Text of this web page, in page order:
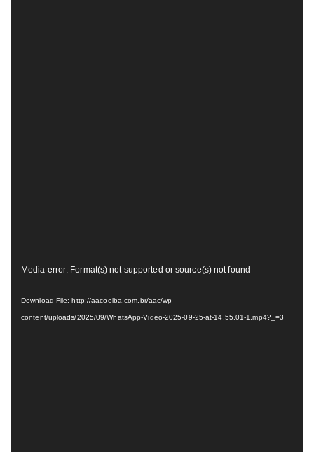
Tocador
vídeo
Media error: Format(s) not supported or source(s) not found
Download File: http://aacoelba.com.br/aac/wp-
content/uploads/2025/09/WhatsApp-Video-2025-09-25-at-14.55.01-1.mp4?_=3